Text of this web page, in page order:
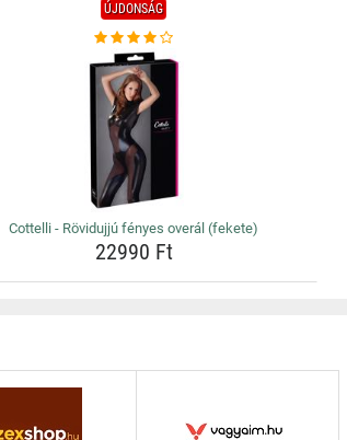
ÚJDONSÁG
Cottelli - Rövidujjú fényes overál (fekete)
22990 Ft